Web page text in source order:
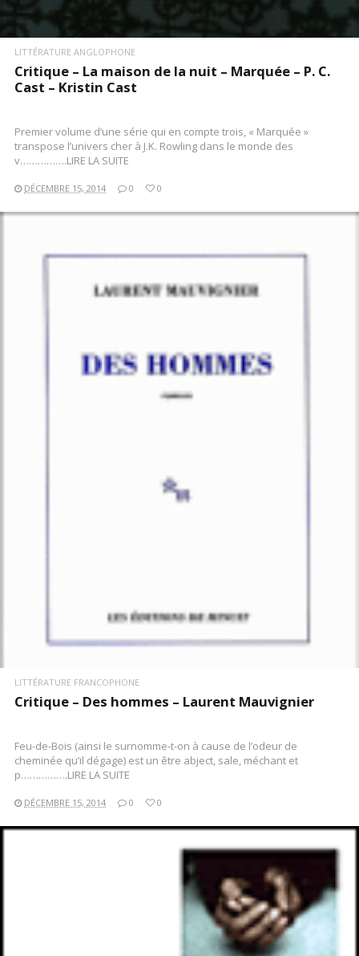
LITTÉRATURE ANGLOPHONE
Critique – La maison de la nuit – Marquée – P. C.
Cast – Kristin Cast
Premier volume d’une série qui en compte trois, « Marquée »
transpose l’univers cher à J.K. Rowling dans le monde des
v…………….LIRE LA SUITE
DÉCEMBRE 15, 2014 0 0
LITTÉRATURE FRANCOPHONE
Critique – Des hommes – Laurent Mauvignier
Feu-de-Bois (ainsi le surnomme-t-on à cause de l’odeur de
cheminée qu’il dégage) est un être abject, sale, méchant et
p…………….LIRE LA SUITE
DÉCEMBRE 15, 2014 0 0